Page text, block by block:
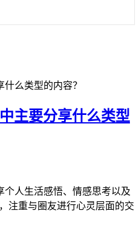
么类型的内容？
主要分享什么类型
个人生活感悟、情感思考以及
注重与圈友进行心灵层面的交